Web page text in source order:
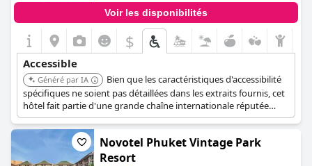
Voir les disponibilités
$
Accessible
Généré par IA
Bien que les caractéristiques d'accessibilité
spécifiques ne soient pas détaillées dans les extraits fournis, cet
hôtel fait partie d'une grande chaîne internationale réputée
pour offrir des options accessibles et est situé sur la plage de
Patong.
Novotel Phuket Vintage Park
Resort